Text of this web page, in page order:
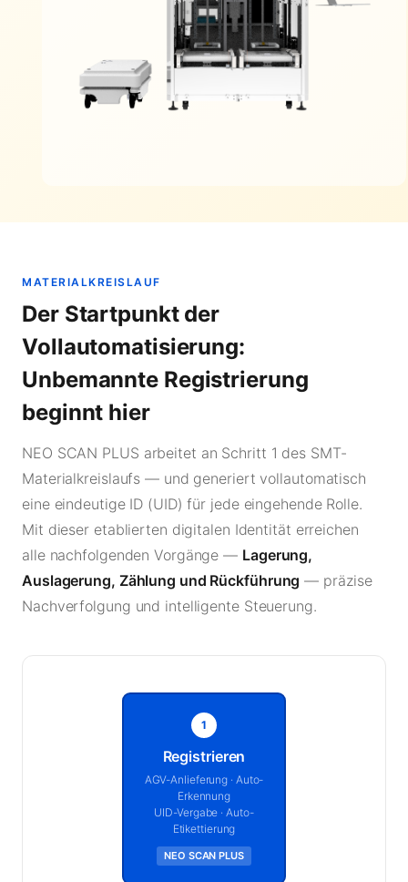
MATERIALKREISLAUF
Der Startpunkt der
Vollautomatisierung:
Unbemannte Registrierung
beginnt hier
NEO SCAN PLUS arbeitet an Schritt 1 des SMT-
Materialkreislaufs — und generiert vollautomatisch
eine eindeutige ID (UID) für jede eingehende Rolle.
Mit dieser etablierten digitalen Identität erreichen
alle nachfolgenden Vorgänge — Lagerung,
Auslagerung, Zählung und Rückführung — präzise
Nachverfolgung und intelligente Steuerung.
1
Registrieren
AGV-Anlieferung · Auto-
Erkennung
UID-Vergabe · Auto-
Etikettierung
NEO SCAN PLUS